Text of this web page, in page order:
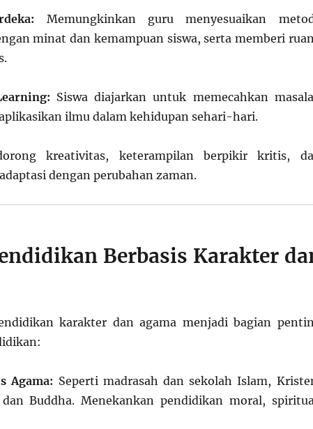
Memungkinkan guru menyesuaikan
minat dan kemampuan siswa, serta memberi
Siswa diajarkan untuk memecahkan
ilmu dalam kehidupan sehari-hari.
kreativitas, keterampilan berpikir kritis,
dengan perubahan zaman.
Berbasis Karakter
karakter dan agama menjadi bagian
Agama: Seperti madrasah dan sekolah Islam,
Buddha. Menekankan pendidikan moral,